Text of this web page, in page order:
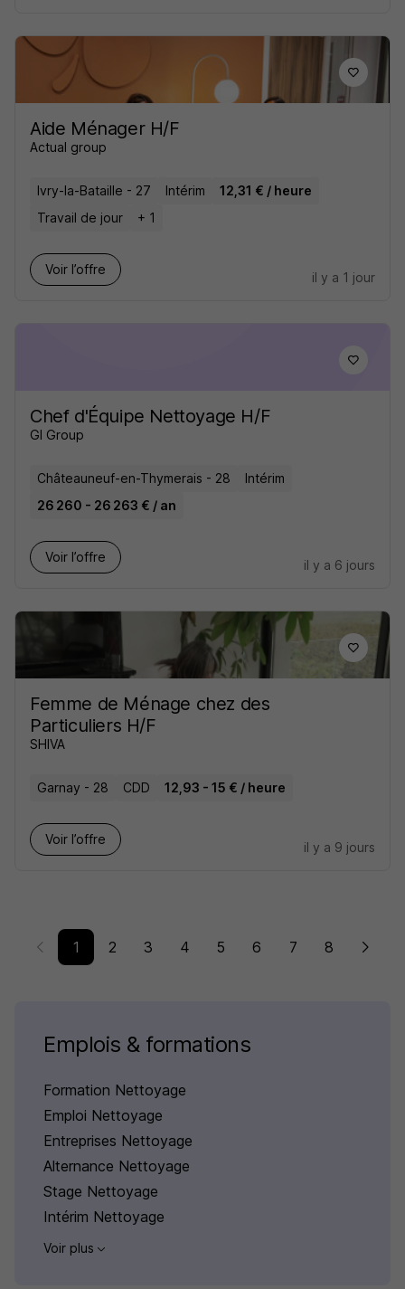
Aide Ménager H/F
Actual group
Ivry-la-Bataille - 27 Intérim
12,31 € / heure
Travail de jour
+ 1
Voir l’offre
il y a 1 jour
Chef d'Équipe Nettoyage H/F
GI Group
Châteauneuf-en-Thymerais - 28
Intérim
26 260 - 26 263 € / an
Voir l’offre
il y a 6 jours
Femme de Ménage chez des
Particuliers H/F
SHIVA
Garnay - 28 CDD 12,93 - 15 € / heure
Voir l’offre
il y a 9 jours
1 2 3 4 5 6 7 8
Emplois & formations
Formation Nettoyage
Emploi Nettoyage
Entreprises Nettoyage
Alternance Nettoyage
Stage Nettoyage
Intérim Nettoyage
Voir plus